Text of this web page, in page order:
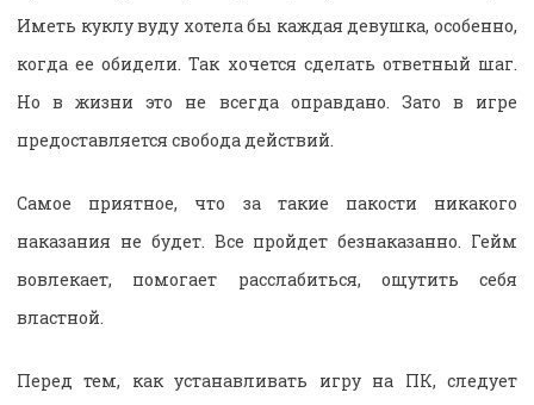
Иметь куклу вуду хотела бы каждая девушка, особенно,
когда ее обидели. Так хочется сделать ответный шаг.
Но в жизни это не всегда оправдано. Зато в игре
предоставляется свобода действий.
Самое приятное, что за такие пакости никакого
наказания не будет. Все пройдет безнаказанно. Гейм
вовлекает, помогает расслабиться, ощутить себя
властной.
Перед тем, как устанавливать игру на ПК, следует